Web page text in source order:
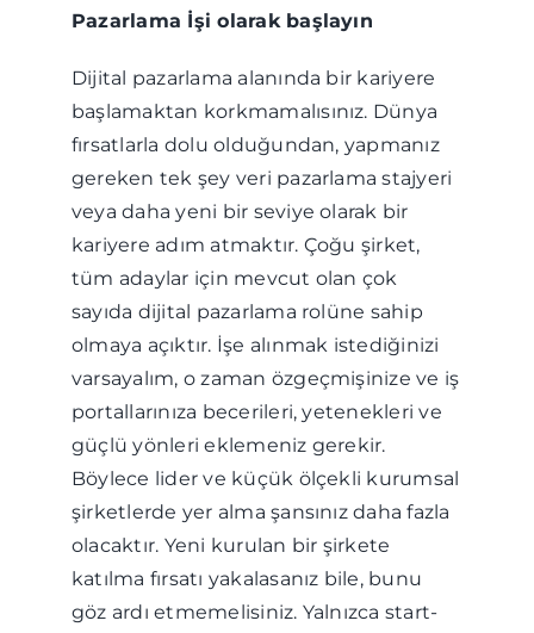
Pazarlama İşi olarak başlayın
Dijital pazarlama alanında bir kariyere
başlamaktan korkmamalısınız. Dünya
fırsatlarla dolu olduğundan, yapmanız
gereken tek şey veri pazarlama stajyeri
veya daha yeni bir seviye olarak bir
kariyere adım atmaktır. Çoğu şirket,
tüm adaylar için mevcut olan çok
sayıda dijital pazarlama rolüne sahip
olmaya açıktır. İşe alınmak istediğinizi
varsayalım, o zaman özgeçmişinize ve iş
portallarınıza becerileri, yetenekleri ve
güçlü yönleri eklemeniz gerekir.
Böylece lider ve küçük ölçekli kurumsal
şirketlerde yer alma şansınız daha fazla
olacaktır. Yeni kurulan bir şirkete
katılma fırsatı yakalasanız bile, bunu
göz ardı etmemelisiniz. Yalnızca start-